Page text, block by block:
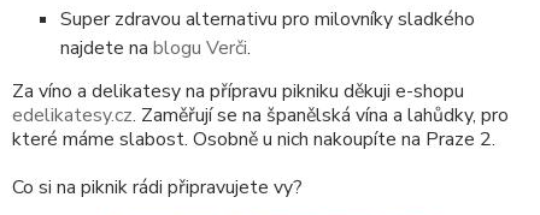
Super zdravou alternativu pro milovníky sladkého
najdete na blogu Verči.
Za víno a delikatesy na přípravu pikniku děkuji e-shopu
edelikatesy.cz. Zaměřují se na španělská vína a lahůdky, pro
které máme slabost. Osobně u nich nakoupíte na Praze 2.
Co si na piknik rádi připravujete vy?